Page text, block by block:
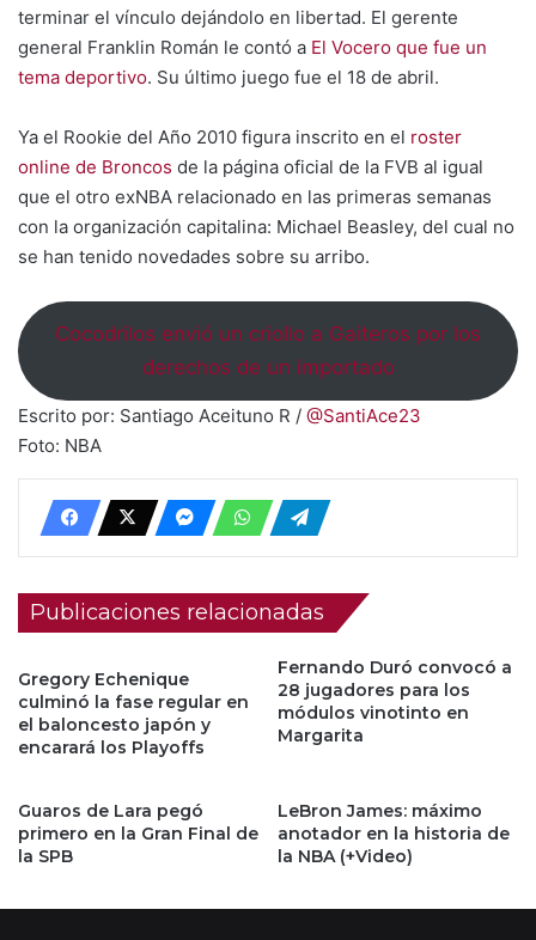
terminar el vínculo dejándolo en libertad. El gerente
general Franklin Román le contó a El Vocero que fue un
tema deportivo. Su último juego fue el 18 de abril.
Ya el Rookie del Año 2010 figura inscrito en el roster
online de Broncos de la página oficial de la FVB al igual
que el otro exNBA relacionado en las primeras semanas
con la organización capitalina: Michael Beasley, del cual no
se han tenido novedades sobre su arribo.
Cocodrilos envió un criollo a Gaiteros por los
derechos de un importado
Escrito por: Santiago Aceituno R / @SantiAce23
Foto: NBA
Publicaciones relacionadas
Gregory Echenique
culminó la fase regular en
el baloncesto japón y
encarará los Playoffs
Fernando Duró convocó a
28 jugadores para los
módulos vinotinto en
Margarita
Guaros de Lara pegó
primero en la Gran Final de
la SPB
LeBron James: máximo
anotador en la historia de
la NBA (+Video)